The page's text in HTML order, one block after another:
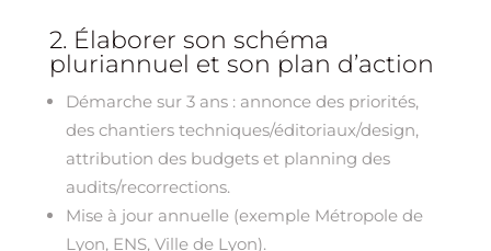
2. Élaborer son schéma
pluriannuel et son plan d’action
Démarche sur 3 ans : annonce des priorités,
des chantiers techniques/éditoriaux/design,
attribution des budgets et planning des
audits/recorrections.
Mise à jour annuelle (exemple Métropole de
Lyon, ENS, Ville de Lyon).